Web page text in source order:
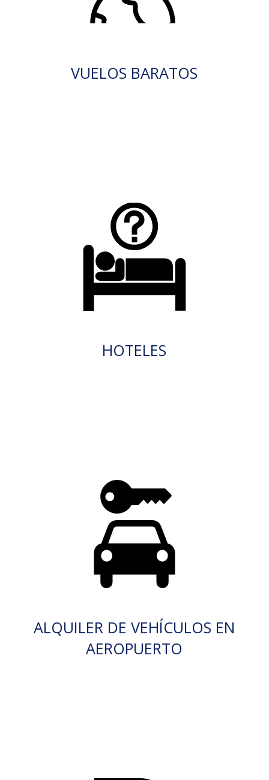
VUELOS BARATOS
HOTELES
ALQUILER DE VEHÍCULOS EN
AEROPUERTO